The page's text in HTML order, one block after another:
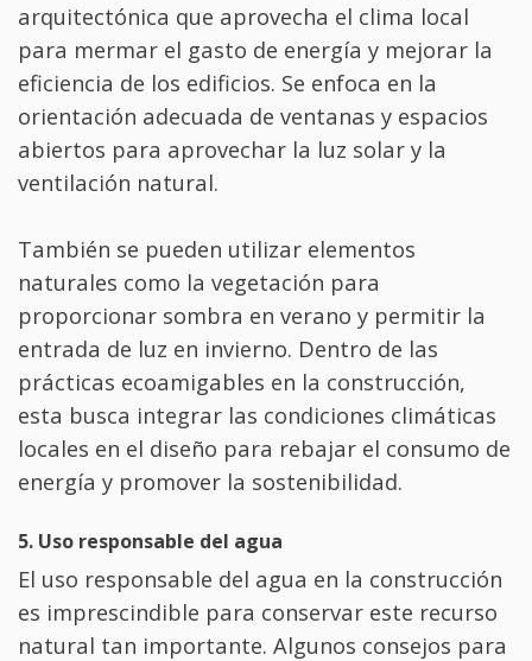
arquitectónica que aprovecha el clima local
para mermar el gasto de energía y mejorar la
eficiencia de los edificios. Se enfoca en la
orientación adecuada de ventanas y espacios
abiertos para aprovechar la luz solar y la
ventilación natural.
También se pueden utilizar elementos
naturales como la vegetación para
proporcionar sombra en verano y permitir la
entrada de luz en invierno. Dentro de las
prácticas ecoamigables en la construcción,
esta busca integrar las condiciones climáticas
locales en el diseño para rebajar el consumo de
energía y promover la sostenibilidad.
5. Uso responsable del agua
El uso responsable del agua en la construcción
es imprescindible para conservar este recurso
natural tan importante. Algunos consejos para